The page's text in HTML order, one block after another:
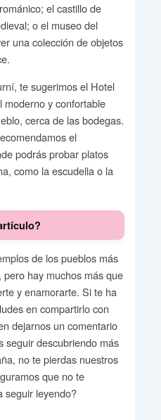
el castillo de
o el museo del
una colección de objetos
te sugerimos el Hotel
moderno y confortable
cerca de las bodegas.
el
podrás probar platos
como la escudella o la
de los pueblos más
hay muchos más que
y enamorarte. Si te ha
en compartirlo con
dejarnos un comentario
seguir descubriendo más
no te pierdas nuestros
que no te
seguir leyendo?